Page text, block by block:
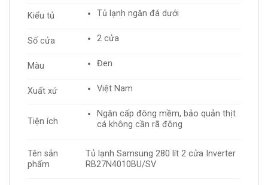
Kiểu tủ Tủ lạnh ngăn đá dưới
Số cửa 2 cửa
Màu Đen
Xuất xứ Việt Nam
Tiện ích
Ngăn cấp đông mềm, bảo quản thịt
cá không cần rã đông
Tên sản
phẩm
Tủ lạnh Samsung 280 lít 2 cửa Inverter
RB27N4010BU/SV